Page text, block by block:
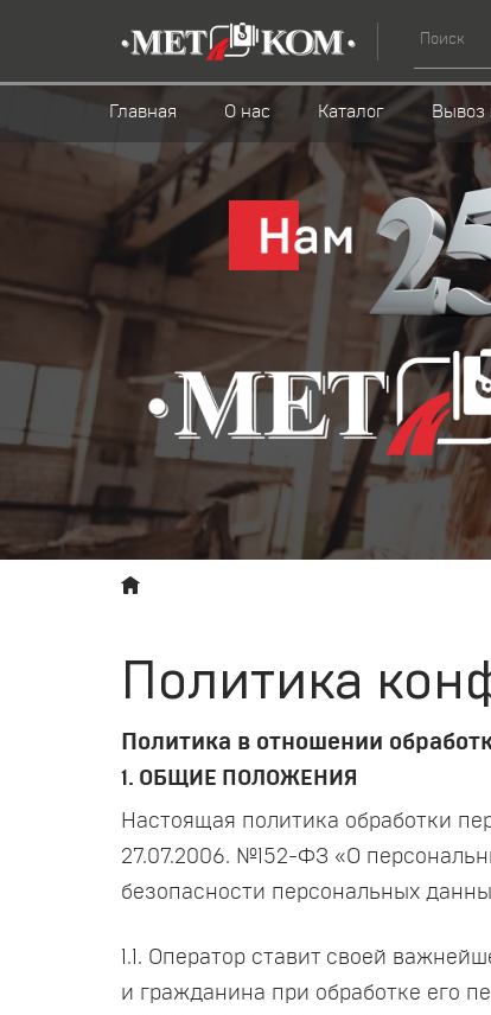
Главная О нас Каталог Вывоз
Политика
Политика в отношении
1. ОБЩИЕ ПОЛОЖЕНИЯ
Настоящая политика обработки
27.07.2006. №152-ФЗ «О
безопасности персональных
1.1. Оператор ставит своей
и гражданина при обработке его